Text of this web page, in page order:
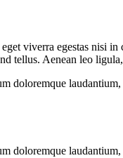
viverra egestas nisi
tellus. Aenean leo
doloremque
doloremque